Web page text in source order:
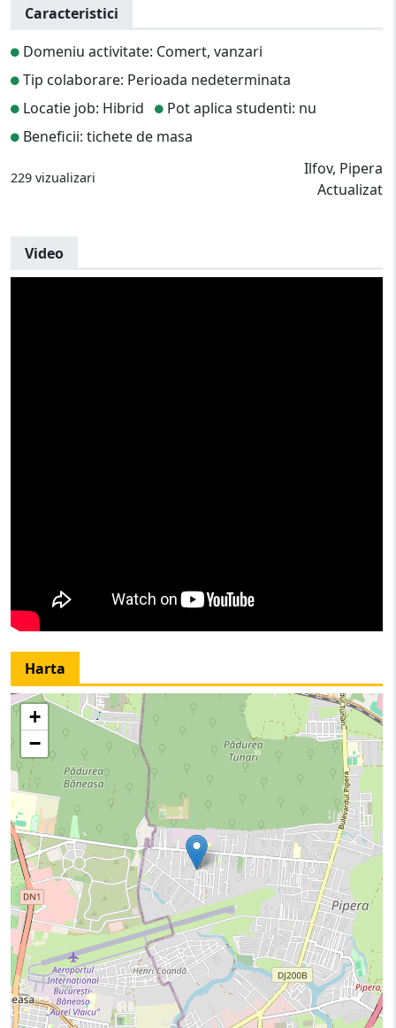
Caracteristici
Domeniu activitate: Comert, vanzari
Tip colaborare: Perioada nedeterminata
Locatie job: Hibrid
Pot aplica studenti: nu
Beneficii: tichete de masa
229 vizualizari
Ilfov, Pipera
Actualizat
Video
Harta
+
−